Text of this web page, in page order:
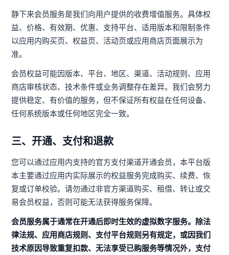
静下来会员服务是我们向用户提供的收费增值服务。具体权
益、价格、有效期、优惠、支持平台、适用版本和限制条件
以应用内购买页、权益页、活动页或应用商店页面展示为
准。
会员权益可能因版本、平台、地区、渠道、活动规则、应用
商店审核状态、技术条件或业务调整存在差异。我们会努力
提供稳定、有价值的服务，但不保证所有权益在任何设备、
任何系统版本或任何地区完全一致。
三、开通、支付和退款
您可以通过应用内支持的官方支付渠道开通会员，本平台版
本主要通过应用内实际展示的权益服务完成购买、续费、恢
复或订单校验。请勿通过非官方渠道购买、租借、转让或交
易会员权益，否则可能无法获得服务保障。
会员服务属于通常在开通后即时生效的虚拟数字服务。除法
律法规、应用商店规则、支付平台规则另有规定，或因我们
技术原因导致重复扣款、无法享受已购服务等情况外，支付